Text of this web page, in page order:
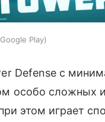
Google Play
Defense с
особо сложных
этом играет